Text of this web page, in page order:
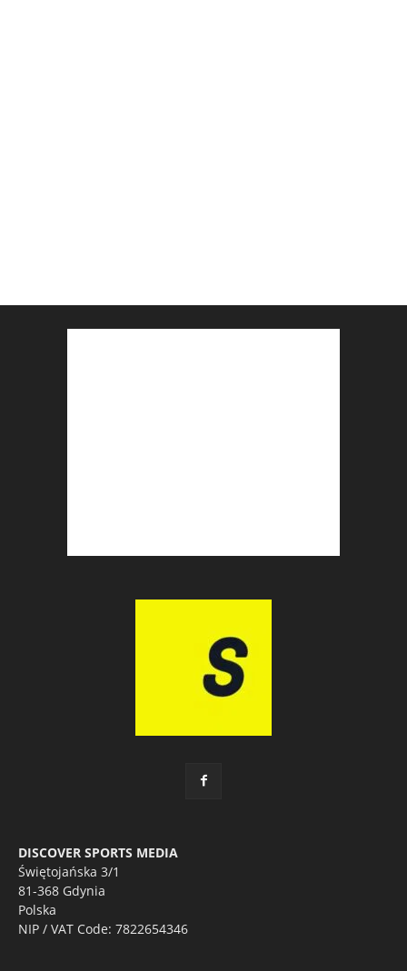
DISCOVER SPORTS MEDIA
Świętojańska 3/1
81-368 Gdynia
Polska
NIP / VAT Code: 7822654346